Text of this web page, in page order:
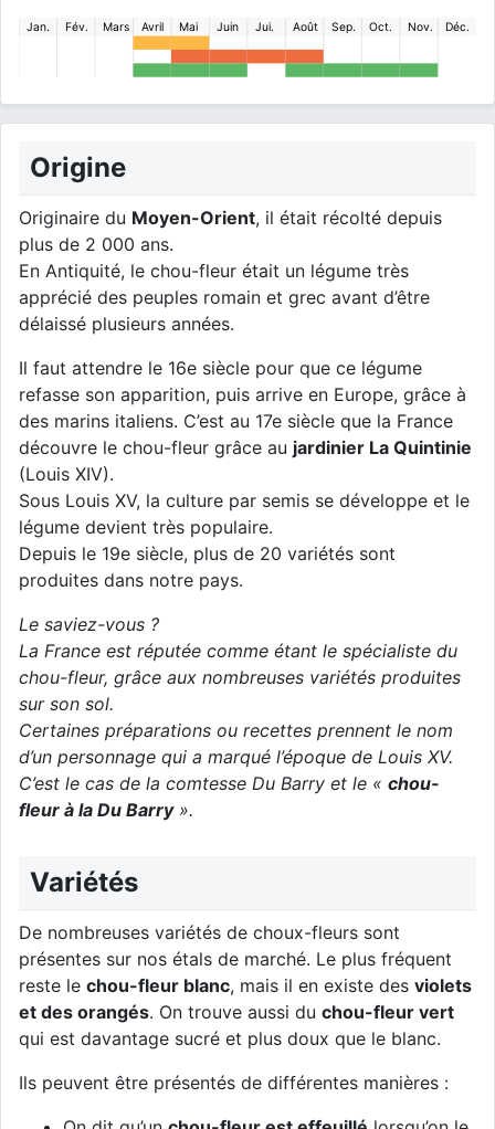
Jan. Fév. Mars Avril Mai Juin Jui. Août Sep. Oct. Nov. Déc.
Origine
Originaire du Moyen-Orient, il était récolté depuis
plus de 2 000 ans.
En Antiquité, le chou-fleur était un légume très
apprécié des peuples romain et grec avant d’être
délaissé plusieurs années.
Il faut attendre le 16e siècle pour que ce légume
refasse son apparition, puis arrive en Europe, grâce à
des marins italiens. C’est au 17e siècle que la France
découvre le chou-fleur grâce au jardinier La Quintinie
(Louis XIV).
Sous Louis XV, la culture par semis se développe et le
légume devient très populaire.
Depuis le 19e siècle, plus de 20 variétés sont
produites dans notre pays.
Le saviez-vous ?
La France est réputée comme étant le spécialiste du
chou-fleur, grâce aux nombreuses variétés produites
sur son sol.
Certaines préparations ou recettes prennent le nom
d’un personnage qui a marqué l’époque de Louis XV.
C’est le cas de la comtesse Du Barry et le « chou-
fleur à la Du Barry».
Variétés
De nombreuses variétés de choux-fleurs sont
présentes sur nos étals de marché. Le plus fréquent
reste le chou-fleur blanc, mais il en existe des violets
et des orangés. On trouve aussi du chou-fleur vert
qui est davantage sucré et plus doux que le blanc.
Ils peuvent être présentés de différentes manières :